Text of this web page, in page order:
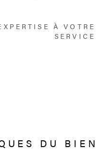
À VOTRE
SERVICE
DU BIEN